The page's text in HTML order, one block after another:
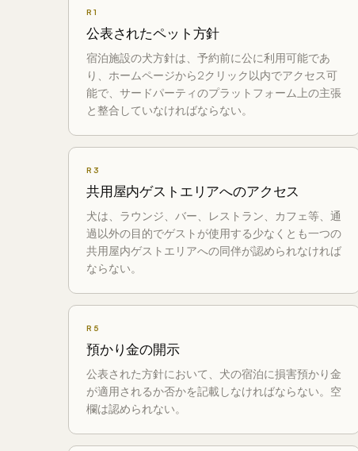
R1
公表されたペット方針
宿泊施設の犬方針は、予約前に公に利用可能であ
り、ホームページから2クリック以内でアクセス可
能で、サードパーティのプラットフォーム上の主張
と整合していなければならない。
R3
共用屋内ゲストエリアへのアクセス
犬は、ラウンジ、バー、レストラン、カフェ等、通
過以外の目的でゲストが使用する少なくとも一つの
共用屋内ゲストエリアへの同伴が認められなければ
ならない。
R5
預かり金の開示
公表された方針において、犬の宿泊に損害預かり金
が適用されるか否かを記載しなければならない。空
欄は認められない。